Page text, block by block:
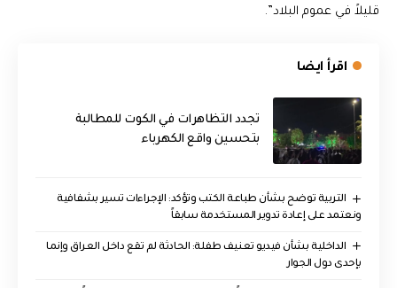
قليلاً في عموم البلاد”.
اقرأ ايضا
تجدد التظاهرات في الكوت للمطالبة
بتحسين واقع الكهرباء
التربية توضح بشأن طباعة الكتب وتؤكد: الإجراءات تسير بشفافية
ونعتمد على إعادة تدوير المستخدمة سابقاً
الداخلية بشأن فيديو تعنيف طفلة: الحادثة لم تقع داخل العراق وإنما
بإحدى دول الجوار